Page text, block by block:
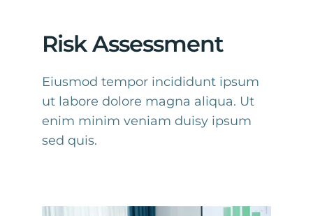
Risk Assessment
Eiusmod tempor incididunt ipsum
ut labore dolore magna aliqua. Ut
enim minim veniam duisy ipsum
sed quis.